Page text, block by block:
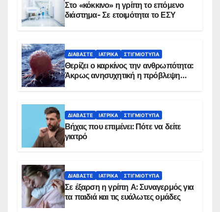
Στο «κόκκινο» η γρίπη το επόμενο
διάστημα- Σε ετοιμότητα το ΕΣΥ
ΔΙΑΒΆΣΤΕ ΙΑΤΡΙΚΆ ΣΤΙΓΜΙΌΤΥΠΑ
Θερίζει ο καρκίνος την ανθρωπότητα:
Άκρως ανησυχητική η πρόβλεψη…
ΔΙΑΒΆΣΤΕ ΙΑΤΡΙΚΆ ΣΤΙΓΜΙΌΤΥΠΑ
Βήχας που επιμένει: Πότε να δείτε
γιατρό
ΔΙΑΒΆΣΤΕ ΙΑΤΡΙΚΆ ΣΤΙΓΜΙΌΤΥΠΑ
Σε έξαρση η γρίπη Α: Συναγερμός για
τα παιδιά και τις ευάλωτες ομάδες